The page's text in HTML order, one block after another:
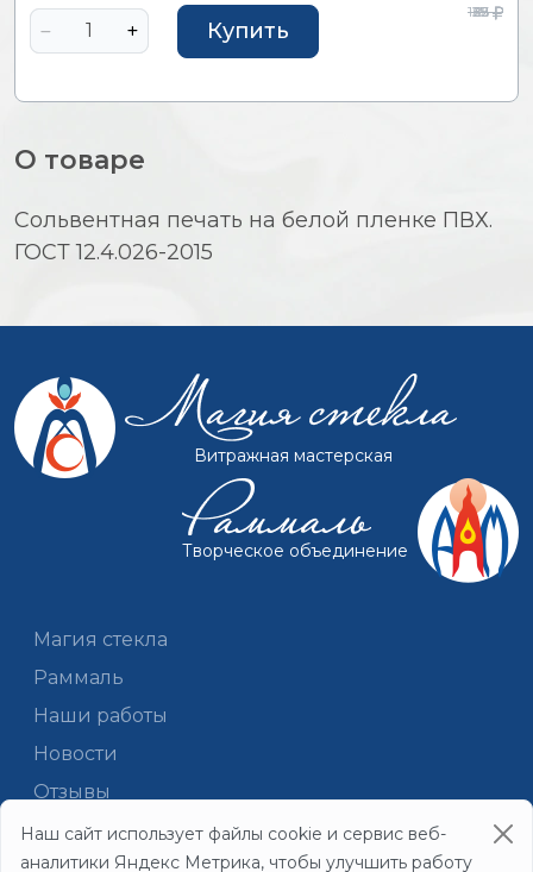
25
39
62
91
127
Купить
О товаре
Сольвентная печать на белой пленке ПВХ.
ГОСТ 12.4.026-2015
Витражная мастерская
Творческое объединение
Магия стекла
Раммаль
Наши работы
Новости
Отзывы
Документы
Наш сайт использует файлы cookie и сервис веб-
аналитики Яндекс Метрика, чтобы улучшить работу